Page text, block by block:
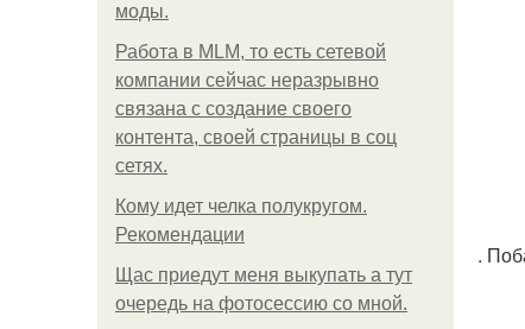
моды.
Работа в MLM, то есть сетевой
компании сейчас неразрывно
связана с создание своего
контента, своей страницы в соц
сетях.
Кому идет челка полукругом.
Рекомендации
Щас приедут меня выкупать а тут
очередь на фотосессию со мной.
.